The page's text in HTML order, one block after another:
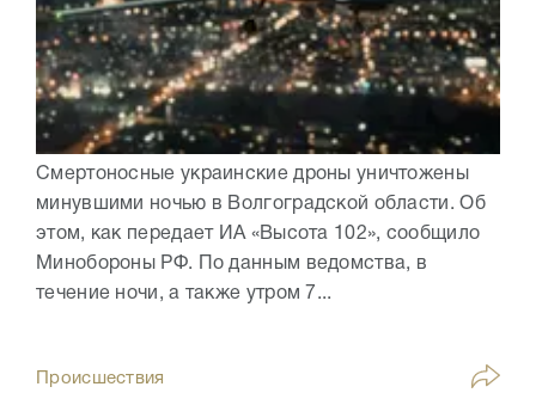
Смертоносные украинские дроны уничтожены
минувшими ночью в Волгоградской области. Об
этом, как передает ИА «Высота 102», сообщило
Минобороны РФ. По данным ведомства, в
течение ночи, а также утром 7...
Происшествия